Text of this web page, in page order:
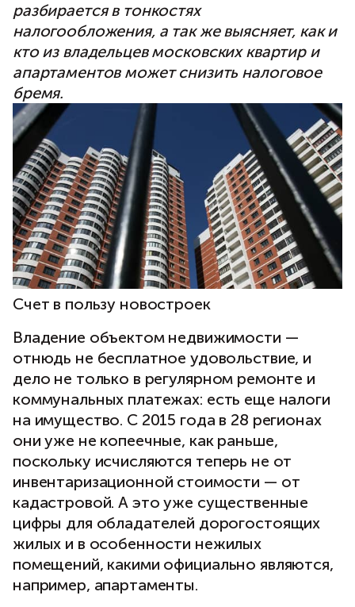
разбирается в тонкостях
налогообложения, а так же выясняет, как и
кто из владельцев московских квартир и
апартаментов может снизить налоговое
бремя.
Счет в пользу новостроек
Владение объектом недвижимости —
отнюдь не бесплатное удовольствие, и
дело не только в регулярном ремонте и
коммунальных платежах: есть еще налоги
на имущество. С 2015 года в 28 регионах
они уже не копеечные, как раньше,
поскольку исчисляются теперь не от
инвентаризационной стоимости — от
кадастровой. А это уже существенные
цифры для обладателей дорогостоящих
жилых и в особенности нежилых
помещений, какими официально являются,
например, апартаменты.